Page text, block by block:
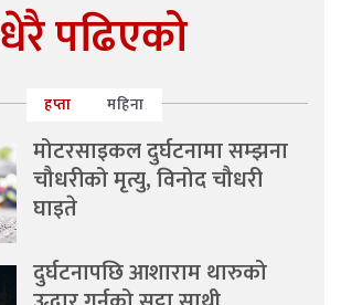
धेरै पढिएको
हप्ता महिना
मोटरसाइकल दुर्घटनामा सम्झना
चौधरीको मृत्यु, विनोद चौधरी
घाइते
दुर्घटनापछि आशाराम थारुको